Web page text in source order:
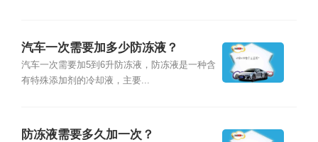
汽车一次需要加多少防冻液？
汽车一次需要加5到6升防冻液，防冻液是一种含
有特殊添加剂的冷却液，主要...
防冻液需要多久加一次？